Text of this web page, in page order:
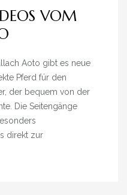
VOM
Aoto gibt es neue
Pferd für den
der bequem von der
Die Seitengänge
direkt zur